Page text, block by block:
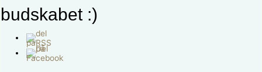
budskabet :)